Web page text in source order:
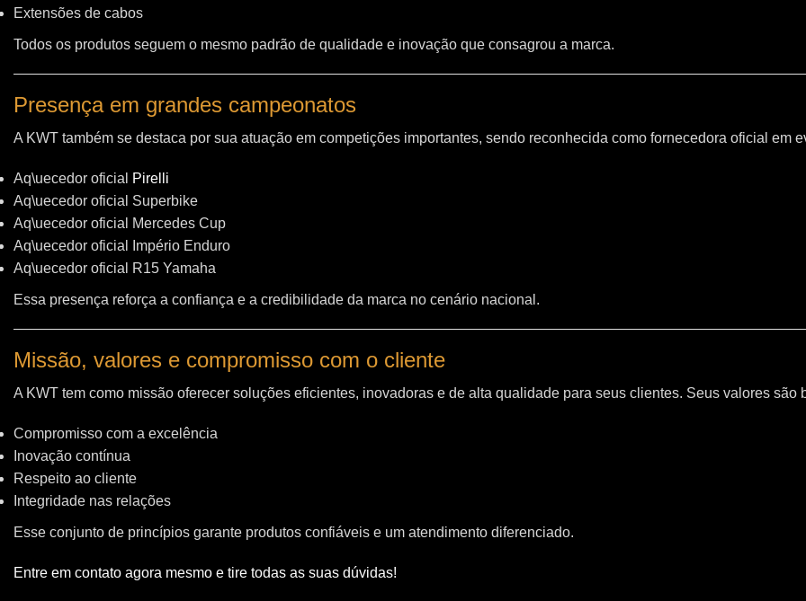
Extensões de cabos
Todos os produtos seguem o mesmo padrão de qualidade e inovação que consagrou a marca.
Presença em grandes campeonatos
A KWT também se destaca por sua atuação em competições importantes, sendo reconhecida como fornecedora oficial em
Aq\uecedor oficial
Pirelli
Aq\uecedor oficial Superbike
Aq\uecedor oficial Mercedes Cup
Aq\uecedor oficial Império Enduro
Aq\uecedor oficial R15 Yamaha
Essa presença reforça a confiança e a credibilidade da marca no cenário nacional.
Missão, valores e compromisso com o cliente
A KWT tem como missão oferecer soluções eficientes, inovadoras e de alta qualidade para seus clientes. Seus valores são
Compromisso com a excelência
Inovação contínua
Respeito ao cliente
Integridade nas relações
Esse conjunto de princípios garante produtos confiáveis e um atendimento diferenciado.
Entre em contato agora mesmo e tire todas as suas dúvidas!